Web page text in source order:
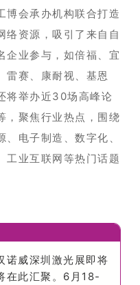
会承办机构联合打造
络资源，吸引了来自自
企业参与，如倍福、宜
雷赛、康耐视、基恩
将举办近30场高峰论
，聚焦行业热点，围绕
电子制造、数字化、
工业互联网等热门话题
诺威深圳激光展即将
在此汇聚。6月18-